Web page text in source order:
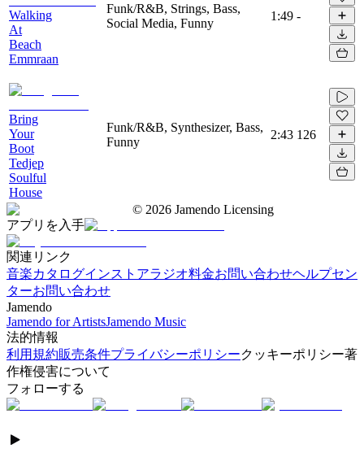
Walking
At
Beach
Emmraan
Funk/R&B, Strings, Bass,
Social Media, Funny
1:49 -
Bring
Your
Boot
Tedjep
Soulful
House
Funk/R&B, Synthesizer, Bass,
Funny
2:43 126
© 2026 Jamendo Licensing
アプリを入手
関連リンク
音楽カタログインストアラジオ料金お問い合わせヘルプセン
ターお問い合わせ
Jamendo
Jamendo for ArtistsJamendo Music
法的情報
利用規約販売条件プライバシーポリシークッキーポリシー著
作権侵害について
フォローする